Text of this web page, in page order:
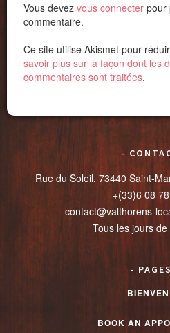
Vous devezvous connecter pour
commentaire.
Ce site utilise Akismet pour
savoir plus sur la façon dont les
commentaires sont traitées.
Rue du Soleil, 73440 Saint-
+(33)6 08
contact@valthorens-
Tous les jours
PAGES
BOOK AN